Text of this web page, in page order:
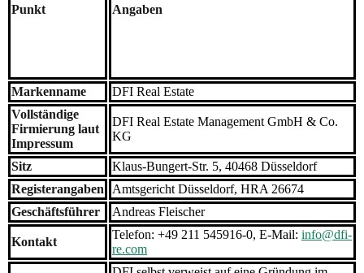
Punkt Angaben
Markenname
DFI Real Estate
Vollständige
Firmierung laut
Impressum
DFI Real Estate Management GmbH & Co.
KG
Sitz
Klaus-Bungert-Str. 5, 40468 Düsseldorf
Registerangaben
Amtsgericht Düsseldorf, HRA 26674
Geschäftsführer
Andreas Fleischer
Kontakt
Telefon: +49 211 545916-0, E-Mail: info@dfi-
re.com